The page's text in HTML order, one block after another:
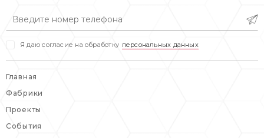
Я даю согласие на обработку персональных данных
Главная
Фабрики
Проекты
События